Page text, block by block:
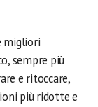
migliori
sempre più
e ritoccare,
più ridotte e